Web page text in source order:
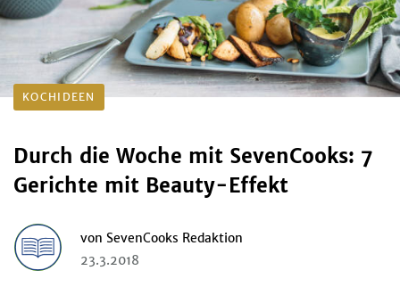
KOCHIDEEN
Durch die Woche mit SevenCooks: 7
Gerichte mit Beauty-Effekt
von SevenCooks Redaktion
23.3.2018